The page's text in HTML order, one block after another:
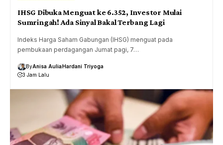
IHSG Dibuka Menguat ke 6.352, Investor Mulai
Sumringah! Ada Sinyal Bakal Terbang Lagi
Indeks Harga Saham Gabungan (IHSG) menguat pada
pembukaan perdagangan Jumat pagi, 7…
ByAnisa AuliaHardani Triyoga
3 Jam Lalu